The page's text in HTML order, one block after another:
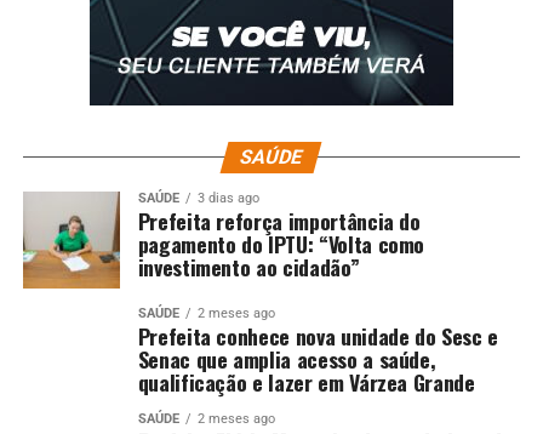
SAÚDE
SAÚDE 3 dias ago
Prefeita reforça importância do
pagamento do IPTU: “Volta como
investimento ao cidadão”
SAÚDE 2 meses ago
Prefeita conhece nova unidade do Sesc e
Senac que amplia acesso a saúde,
qualificação e lazer em Várzea Grande
SAÚDE 2 meses ago